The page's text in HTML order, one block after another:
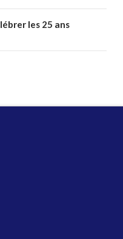
les 25 ans